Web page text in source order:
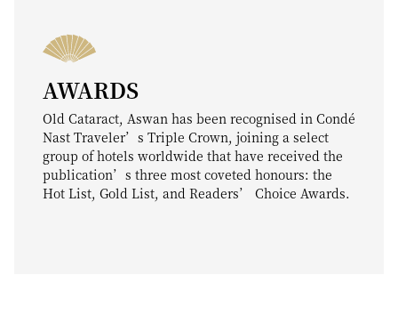
AWARDS
Old Cataract, Aswan has been recognised in Condé
Nast Traveler’s Triple Crown, joining a select
group of hotels worldwide that have received the
publication’s three most coveted honours: the
Hot List, Gold List, and Readers’ Choice Awards.